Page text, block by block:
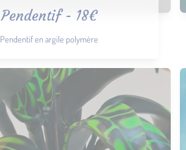
Pendentif - 18€
Pendentif en argile polymère